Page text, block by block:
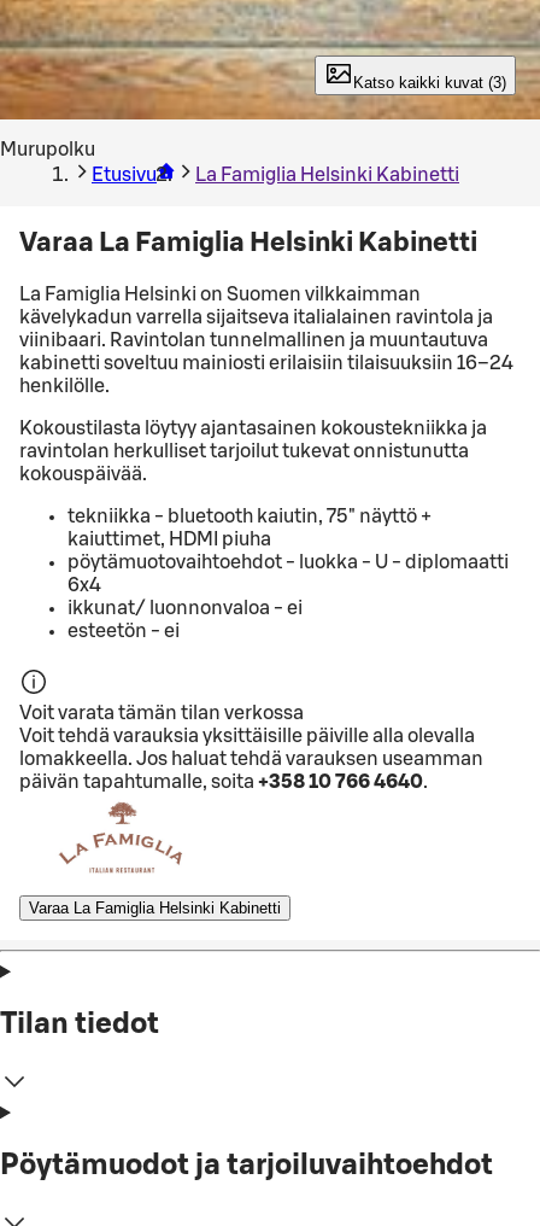
Katso kaikki kuvat (3)
Murupolku
Etusivu
La Famiglia Helsinki Kabinetti
Varaa La Famiglia Helsinki Kabinetti
La Famiglia Helsinki on Suomen vilkkaimman
kävelykadun varrella sijaitseva italialainen ravintola ja
viinibaari. Ravintolan tunnelmallinen ja muuntautuva
kabinetti soveltuu mainiosti erilaisiin tilaisuuksiin 16–24
henkilölle.
Kokoustilasta löytyy ajantasainen kokoustekniikka ja
ravintolan herkulliset tarjoilut tukevat onnistunutta
kokouspäivää.
tekniikka - bluetooth kaiutin, 75" näyttö +
kaiuttimet, HDMI piuha
pöytämuotovaihtoehdot - luokka - U - diplomaatti
6x4
ikkunat/ luonnonvaloa - ei
esteetön - ei
Voit varata tämän tilan verkossa
Voit tehdä varauksia yksittäisille päiville alla olevalla
lomakkeella. Jos haluat tehdä varauksen useamman
päivän tapahtumalle, soita +358 10 766 4640.
Varaa La Famiglia Helsinki Kabinetti
Tilan tiedot
Pöytämuodot ja tarjoiluvaihtoehdot